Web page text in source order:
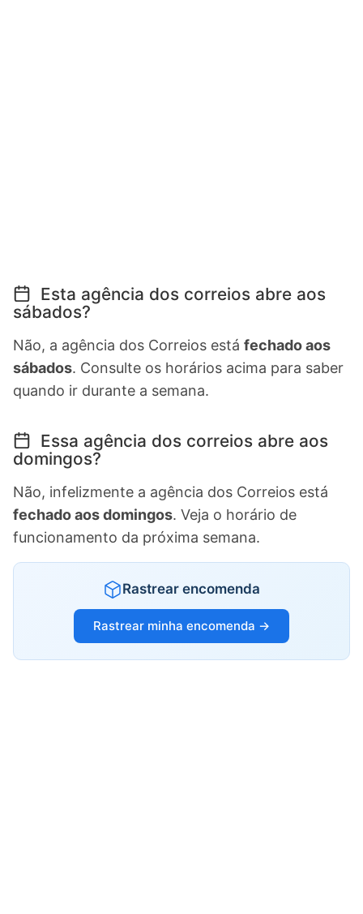
Esta agência dos correios abre aos
sábados?
Não, a agência dos Correios está fechado aos
sábados. Consulte os horários acima para saber
quando ir durante a semana.
Essa agência dos correios abre aos
domingos?
Não, infelizmente a agência dos Correios está
fechado aos domingos. Veja o horário de
funcionamento da próxima semana.
Rastrear encomenda
Rastrear minha encomenda →